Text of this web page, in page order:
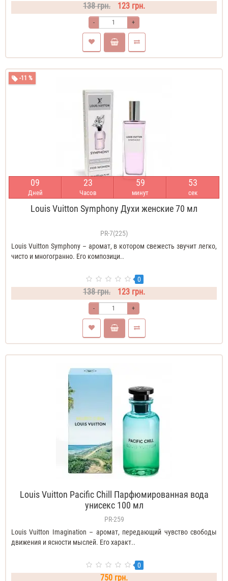
138 грн. 123 грн.
- +
-11 %
09
Дней
23
Часов
59
минут
53
сек
Louis Vuitton Symphony Духи женские 70 мл
PR-7(225)
Louis Vuitton Symphony – аромат, в котором свежесть звучит легко,
чисто и многогранно. Его композици..
0
138 грн. 123 грн.
- +
Louis Vuitton Pacific Chill Парфюмированная вода
унисекс 100 мл
PR-259
Louis Vuitton Imagination – аромат, передающий чувство свободы
движения и ясности мыслей. Его характ..
0
750 грн.